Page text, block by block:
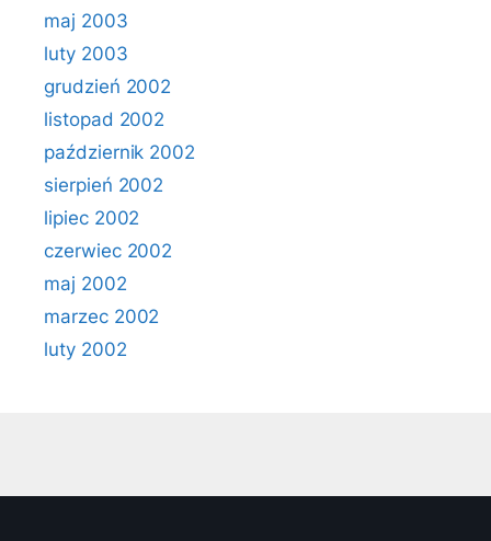
maj 2003
luty 2003
grudzień 2002
listopad 2002
październik 2002
sierpień 2002
lipiec 2002
czerwiec 2002
maj 2002
marzec 2002
luty 2002